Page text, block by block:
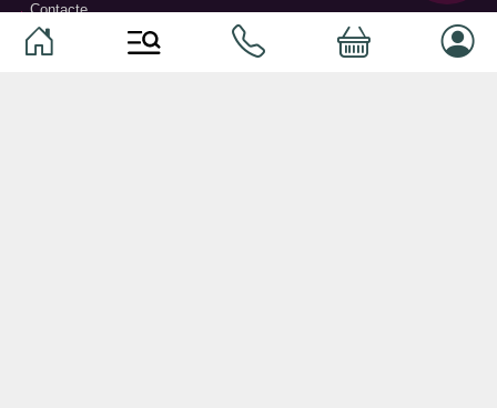
Contacte
Magazine